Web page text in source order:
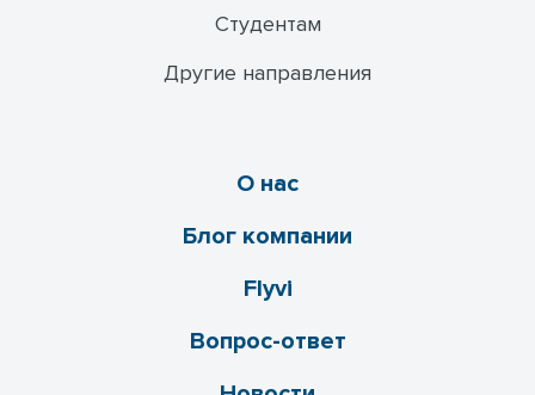
Студентам
Другие направления
О нас
Блог компании
Flyvi
Вопрос-ответ